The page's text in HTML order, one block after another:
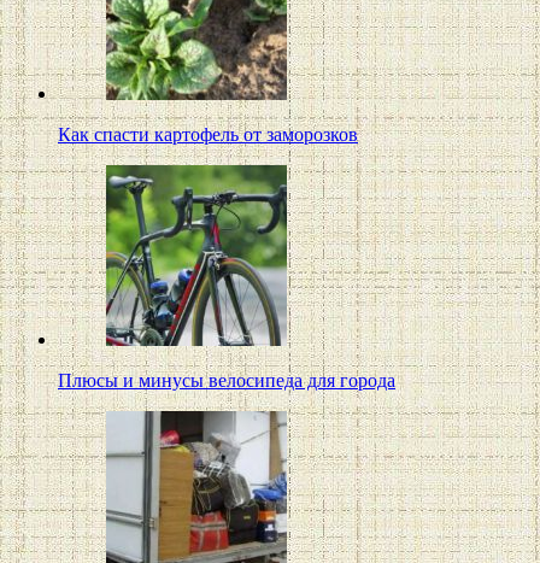
Как спасти картофель от заморозков
Плюсы и минусы велосипеда для города